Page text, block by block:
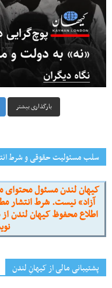
بارگذاری بیشتر
سلب مسئولیت حقوقی و شرط
کیهان لندن مسئول محتوای
آزاد» نیست. شرط انتشار
اطلاع محفوظ کیهان لندن
پشتیبانی مالی از کیهانِ لندن